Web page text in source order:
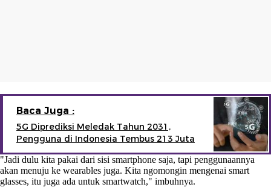
Baca Juga :
5G Diprediksi Meledak Tahun 2031,
Pengguna di Indonesia Tembus 213 Juta
"Jadi dulu kita pakai dari sisi smartphone saja, tapi penggunaannya
akan menuju ke wearables juga. Kita ngomongin mengenai smart
glasses, itu juga ada untuk smartwatch," imbuhnya.